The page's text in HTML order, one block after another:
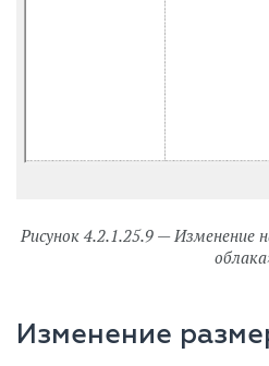
Рисунок 4.2.1.25.9 — Изменение
Изменение